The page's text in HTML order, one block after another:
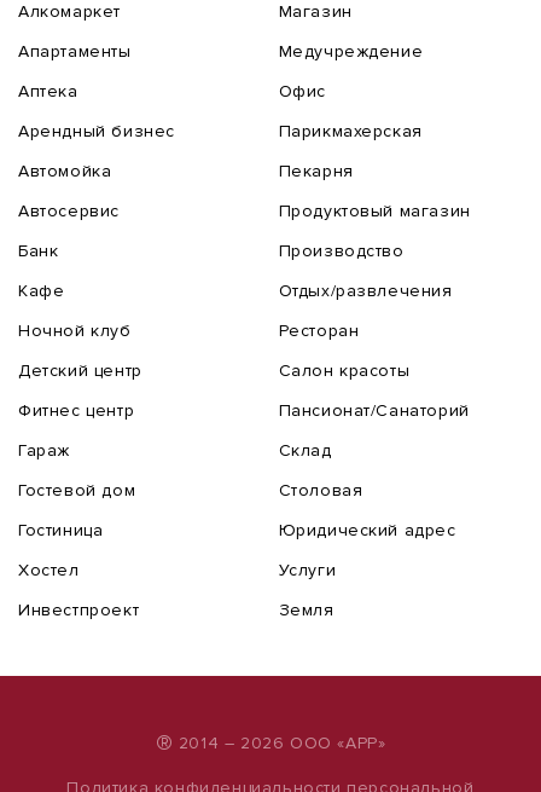
Алкомаркет
Апартаменты
Аптека
Арендный бизнес
Автомойка
Автосервис
Банк
Кафе
Ночной клуб
Детский центр
Фитнес центр
Гараж
Гостевой дом
Гостиница
Хостел
Инвестпроект
Магазин
Медучреждение
Офис
Парикмахерская
Пекарня
Продуктовый магазин
Производство
Отдых/развлечения
Ресторан
Салон красоты
Пансионат/Санаторий
Склад
Столовая
Юридический адрес
Услуги
Земля
® 2014 – 2026 ООО «АРР»
Политика конфиденциальности персональной